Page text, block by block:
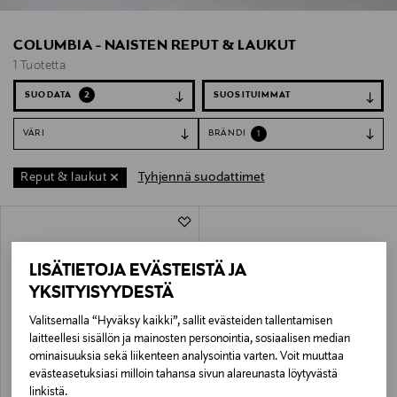
LISÄTIETOJA EVÄSTEISTÄ JA
YKSITYISYYDESTÄ
Valitsemalla “Hyväksy kaikki”, sallit evästeiden tallentamisen
laitteellesi sisällön ja mainosten personointia, sosiaalisen median
ominaisuuksia sekä liikenteen analysointia varten. Voit muuttaa
evästeasetuksiasi milloin tahansa sivun alareunasta löytyvästä
linkistä.
COLUMBIA - NAISTEN REPUT & LAUKUT
1 Tuotetta
SUODATA 2
VÄRI BRÄNDI 1
Reput & laukut Tyhjennä suodattimet
ETUKUPONKITUOTE
COLUMBIA